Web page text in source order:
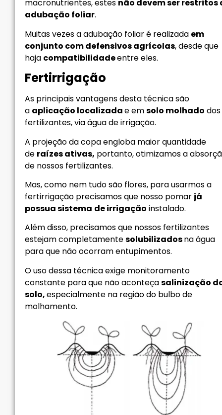
macronutrientes, estes não devem ser restritos
adubação foliar.
Muitas vezes a adubação foliar é realizada em
conjunto com defensivos agrícolas, desde que
haja compatibilidadeentre eles.
Fertirrigação
As principais vantagens desta técnica são
a aplicação localizadae emsolo molhado dos
fertilizantes, via água de irrigação.
A projeção da copa engloba maior quantidade
de raízes ativas, portanto, otimizamos a
de nossos fertilizantes.
Mas, como nem tudo são flores, para usarmos a
fertirrigação precisamos que nosso pomar já
possua sistema de irrigação instalado.
Além disso, precisamos que nossos fertilizantes
estejam completamentesolubilizadosna água
para que não ocorram entupimentos.
O uso dessa técnica exige monitoramento
constante para que não aconteçasalinização
solo,especialmente na região do bulbo de
molhamento.